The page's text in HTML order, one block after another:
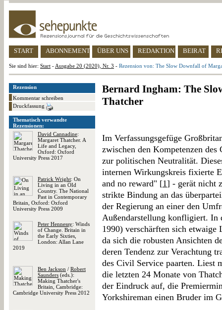
START ABONNEMENT ÜBER UNS REDAKTION BEIRAT
Sie sind hier: Start - Ausgabe 20 (2020), Nr. 3 - Rezension von: The Slow Downfall of
Rezension
Kommentar schreiben
Druckfassung
Thematisch verwandte
Rezensionen:
David Cannadine:
Margaret Thatcher. A
Life and Legacy,
Oxford: Oxford
University Press 2017
Patrick Wright: On
Living in an OId
Country. The National
Past in Contemporary
Britain, Oxford: Oxford
University Press 2009
Peter Hennessy: Winds
of Change. Britain in
the Early Sixties,
London: Allan Lane
2019
Ben Jackson / Robert
Saunders (eds.):
Making Thatcher's
Britain, Cambridge:
Cambridge University Press 2012
Bernard Ingham: The
Thatcher
Im Verfassungsgefüge
zwischen den Kompetenzen
zur politischen Neutralität.
internen Wirkungskreis fixierte
and no reward" [1] - gerät nicht
strikte Bindung an das
der Regierung an einer den
Außendarstellung konfligiert. In
1990) verschärften sich
da sich die robusten Ansichten
deren Tendenz zur Verachtung
des Civil Service paarten. Liest
die letzten 24 Monate von
der Eindruck auf, die
Yorkshireman einen Bruder im